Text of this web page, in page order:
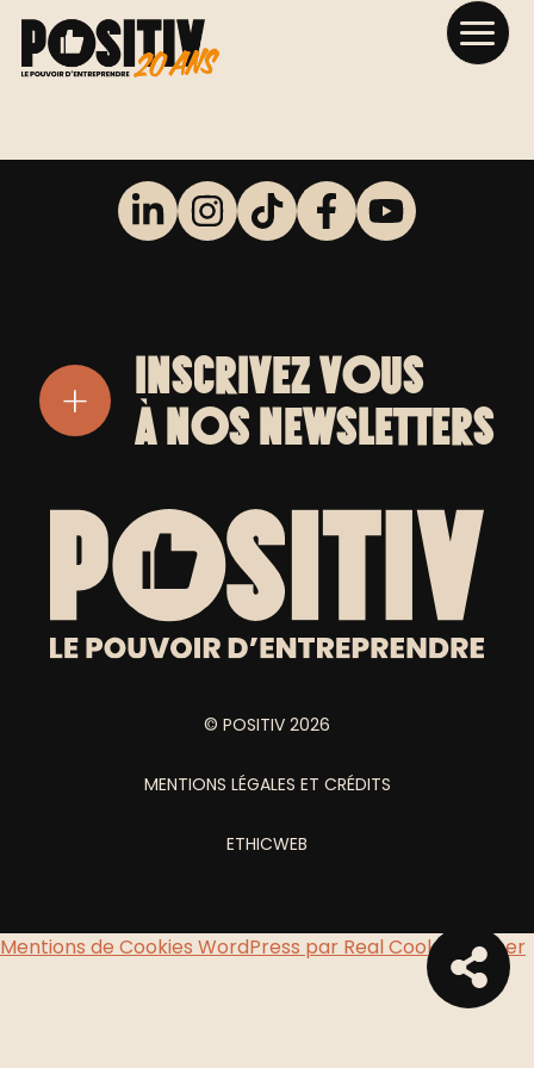
Cap créa
INSCRIVEZ VOUS
À NOS NEWSLETTERS
+
© POSITIV 2026
MENTIONS LÉGALES ET CRÉDITS
ETHICWEB
Mentions de Cookies WordPress par Real Cookie Banner